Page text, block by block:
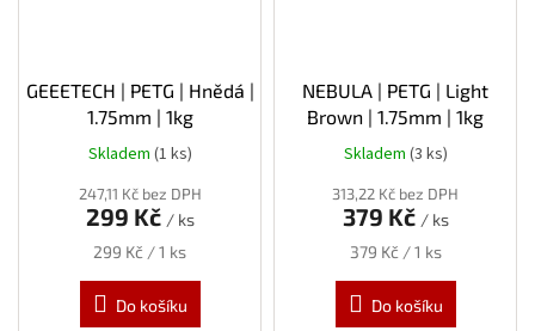
GEEETECH | PETG | Hnědá |
1.75mm | 1kg
Skladem (1 ks)
247,11 Kč bez DPH
299 Kč / ks
Měrná
299 Kč / 1 ks
Do košíku
NEBULA | PETG | Light
Brown | 1.75mm | 1kg
Skladem (3 ks)
313,22 Kč bez DPH
379 Kč / ks
Měrná
379 Kč / 1 ks
Do košíku